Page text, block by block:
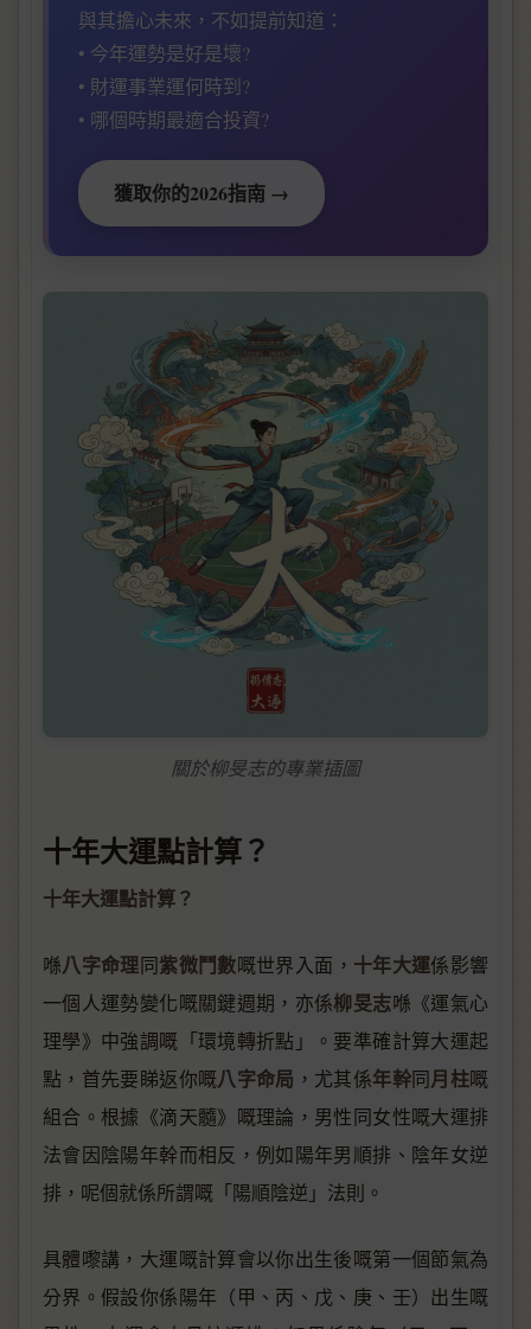
與其擔心未來，不如提前知道：
• 今年運勢是好是壞?
• 財運事業運何時到?
• 哪個時期最適合投資?
獲取你的2026指南 →
關於柳旻志的專業插圖
十年大運點計算？
十年大運點計算？
喺八字命理同紫微鬥數嘅世界入面， 十年大運係影響
一個人運勢變化嘅關鍵週期，亦係柳旻志喺《運氣心
理學》中強調嘅「環境轉折點」。要準確計算大運起
點，首先要睇返你嘅八字命局 ，尤其係年幹同月柱嘅
組合。根據《滴天髓》嘅理論，男性同女性嘅大運排
法會因陰陽年幹而相反，例如陽年男順排、陰年女逆
排，呢個就係所謂嘅「陽順陰逆」法則。
具體嚟講，大運嘅計算會以你出生後嘅第一個節氣為
分界。假設你係陽年（甲、丙、戊、庚、壬）出生嘅